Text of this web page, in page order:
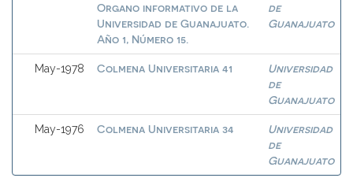
Organo informativo de la
Universidad de Guanajuato.
Año 1, Número 15.
de
Guanajuato
May-1978 Colmena Universitaria 41
Universidad
de
Guanajuato
May-1976 Colmena Universitaria 34
Universidad
de
Guanajuato